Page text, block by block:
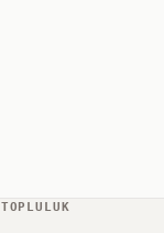
TOPLULUK